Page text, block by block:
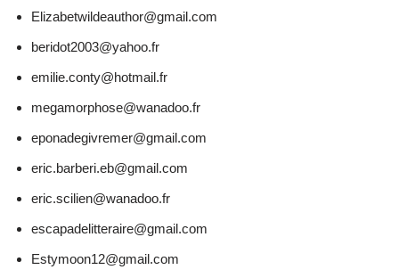
Elizabetwildeauthor@gmail.com
beridot2003@yahoo.fr
emilie.conty@hotmail.fr
megamorphose@wanadoo.fr
eponadegivremer@gmail.com
eric.barberi.eb@gmail.com
eric.scilien@wanadoo.fr
escapadelitteraire@gmail.com
Estymoon12@gmail.com